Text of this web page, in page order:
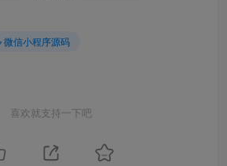
微信小程序源码
喜欢就支持一下吧